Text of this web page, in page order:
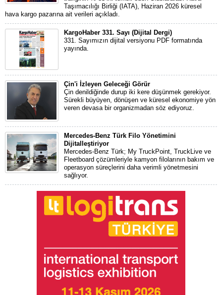
Taşımacılığı Birliği (IATA), Haziran 2026 küresel
hava kargo pazarına ait verileri açıkladı.
KargoHaber 331. Sayı (Dijital Dergi)
331. Sayımızın dijital versiyonu PDF formatında
yayında.
Çin'i İzleyen Geleceği Görür
Çin denildiğinde durup iki kere düşünmek gerekiyor.
Sürekli büyüyen, dönüşen ve küresel ekonomiye yön
veren devasa bir organizmadan söz ediyoruz.
Mercedes-Benz Türk Filo Yönetimini
Dijitalleştiriyor
Mercedes-Benz Türk; My TruckPoint, TruckLive ve
Fleetboard çözümleriyle kamyon filolarının bakım ve
operasyon süreçlerini daha verimli yönetmesini
sağlıyor.